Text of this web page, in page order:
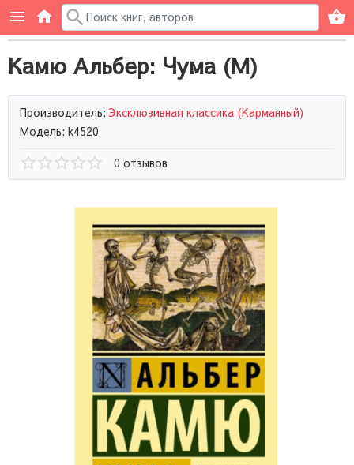
Камю Альбер: Чума (М)
Производитель: Эксклюзивная классика (Карманный)
Модель: k4520
0 отзывов